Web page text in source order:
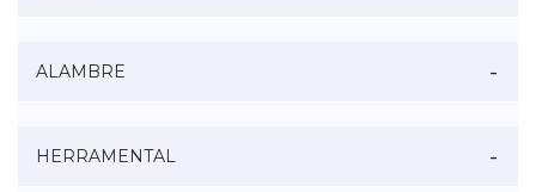
ALAMBRE
HERRAMENTAL